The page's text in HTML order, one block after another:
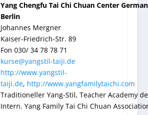
Yang Chengfu Tai Chi Chuan Center
Berlin
Johannes Mergner
Kaiser-Friedrich-Str. 89
Fon 030/ 34 78 78 71
kurse@yangstil-taiji.de
http://www.yangstil-
taiji.de, http://www.yangfamilytaichi.com
Traditioneller Yang-Stil, Teacher Academy
Intern. Yang Family Tai Chi Chuan